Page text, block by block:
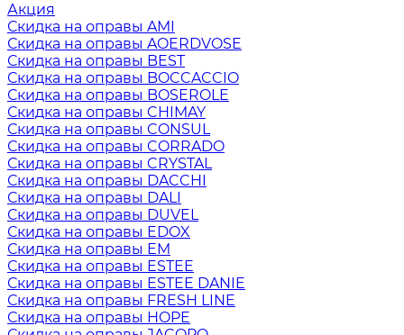
Акция
Скидка на оправы AMI
Скидка на оправы AOERDVOSE
Скидка на оправы BEST
Скидка на оправы BOCCACCIO
Скидка на оправы BOSEROLE
Скидка на оправы CHIMAY
Скидка на оправы CONSUL
Скидка на оправы CORRADO
Скидка на оправы CRYSTAL
Скидка на оправы DACCHI
Скидка на оправы DALI
Скидка на оправы DUVEL
Скидка на оправы EDOX
Скидка на оправы EM
Скидка на оправы ESTEE
Скидка на оправы ESTEE DANIE
Скидка на оправы FRESH LINE
Скидка на оправы HOPE